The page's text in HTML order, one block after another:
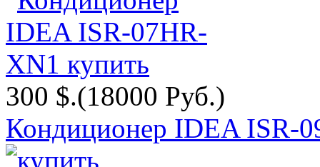
300 $.(18000 Руб.)
Кондиционер IDEA ISR-